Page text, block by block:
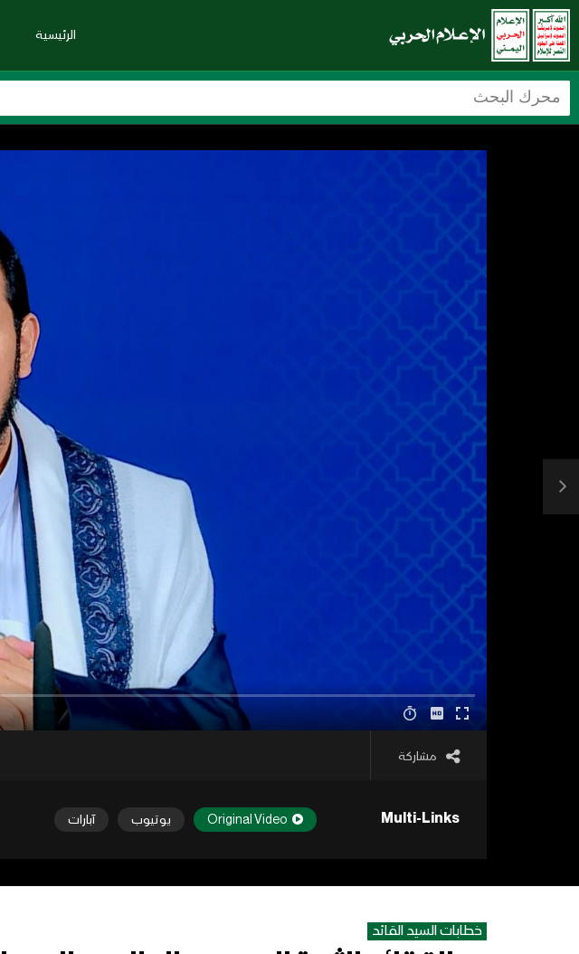
الرئيسية
مشاركة
Multi-Links
Original Video يوتيوب آبارات
خطابات السيد القائد